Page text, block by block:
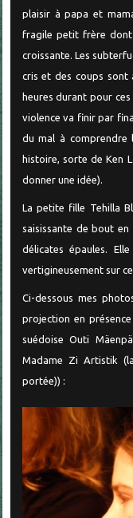
plaisir à papa et
fragile petit frère dont
croissante. Les
cris et des coups sont
heures durant pour
violence va finir par
du mal à
histoire, sorte de Ken
donner une idée).
La petite fille Tehilla
saisissante de bout
délicates épaules.
vertigineusement sur
Ci-dessous mes
projection en
suédoise Outi
Madame Zi Artistik
portée)) :